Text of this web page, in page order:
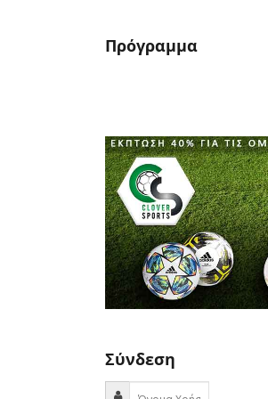
Πρόγραμμα
Σύνδεση
Όνομα Χρήστη